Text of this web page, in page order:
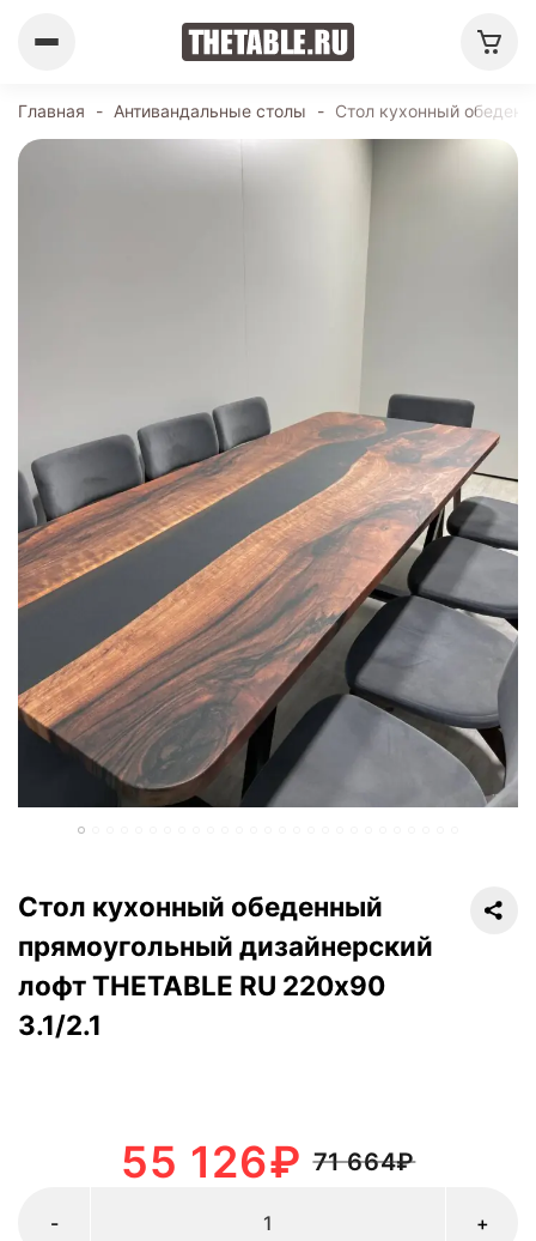
Главная - Антивандальные столы - Стол кухонный
Стол кухонный обеденный
прямоугольный дизайнерский
лофт THETABLE RU 220х90
3.1/2.1
71 664₽
55 126₽
+
-